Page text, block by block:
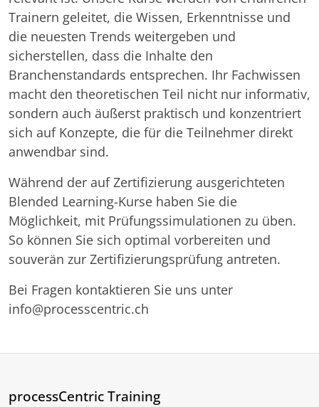
Trainern geleitet, die Wissen, Erkenntnisse und
die neuesten Trends weitergeben und
sicherstellen, dass die Inhalte den
Branchenstandards entsprechen. Ihr Fachwissen
macht den theoretischen Teil nicht nur informativ,
sondern auch äußerst praktisch und konzentriert
sich auf Konzepte, die für die Teilnehmer direkt
anwendbar sind.
Während der auf Zertifizierung ausgerichteten
Blended Learning-Kurse haben Sie die
Möglichkeit, mit Prüfungssimulationen zu üben.
So können Sie sich optimal vorbereiten und
souverän zur Zertifizierungsprüfung antreten.
Bei Fragen kontaktieren Sie uns unter
info@processcentric.ch
processCentric Training